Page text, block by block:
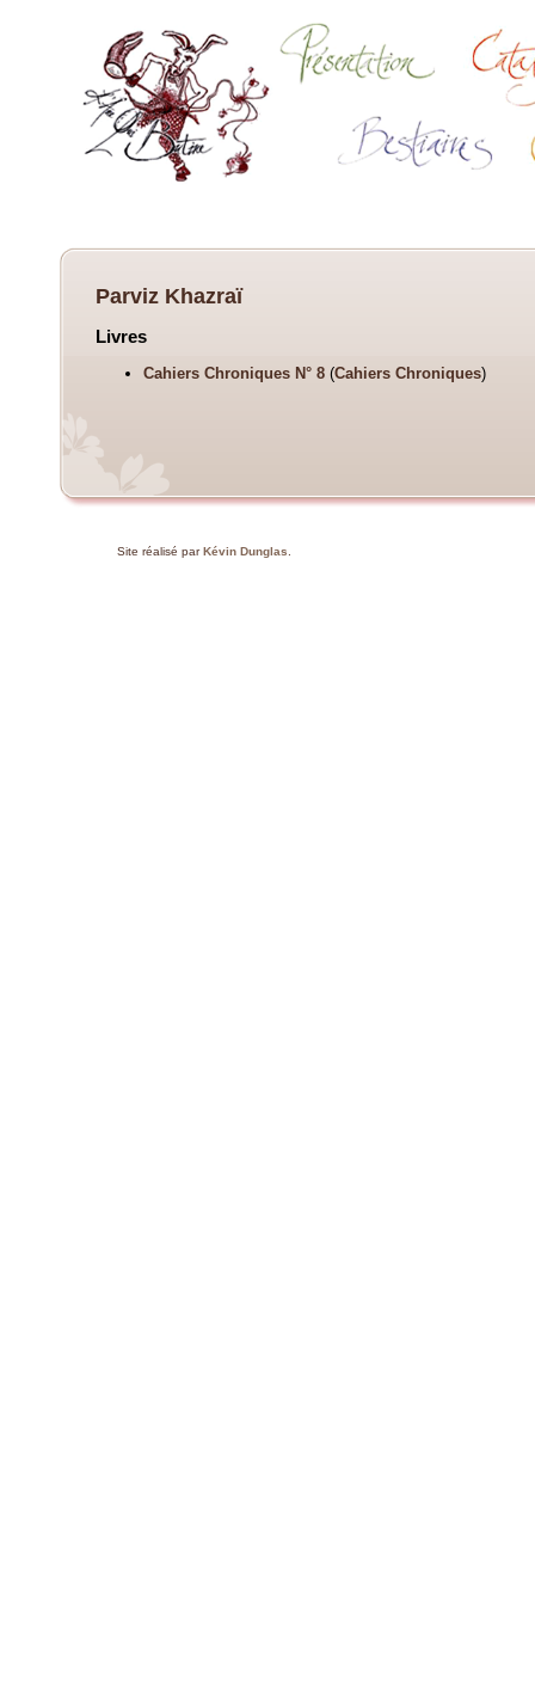
Parviz Khazraï
Livres
Cahiers Chroniques N° 8 (Cahiers Chroniques)
Site réalisé par Kévin Dunglas.